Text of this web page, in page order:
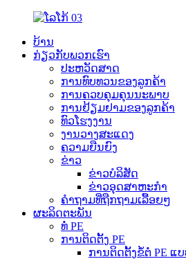
ບ້ານ
ກ່ຽວກັບພວກເຮົາ
ປະຫວັດສາດ
ການທົບທວນຂອງລູກຄ້າ
ການຄວບຄຸມຄຸນນະພາບ
ການຢ້ຽມຢາມຂອງລູກຄ້າ
ທົວໂຮງງານ
ງານວາງສະແດງ
ຄວາມຍືນຍົງ
ຂ່າວ
ຂ່າວບໍລິສັດ
ຂ່າວອຸດສາຫະກຳ
ຄຳຖາມທີ່ຖືກຖາມເລື້ອຍໆ
ຜະລິດຕະພັນ
ທໍ່ PE
ການຕິດຕັ້ງ PE
ການຕິດຕັ້ງຂໍ້ຕໍ່ PE ແບ